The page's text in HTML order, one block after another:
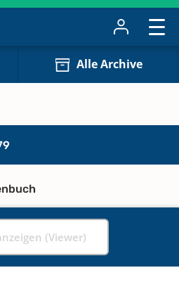
Alle Archive
(Viewer)